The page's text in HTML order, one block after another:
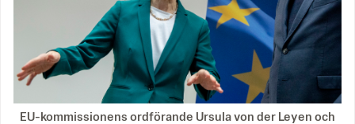
EU-kommissionens ordförande Ursula von der Leyen och